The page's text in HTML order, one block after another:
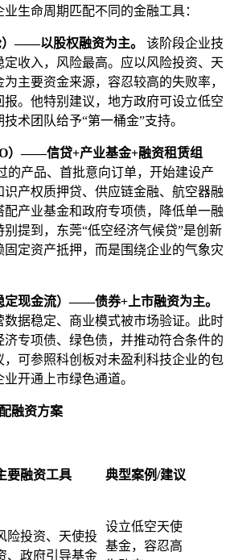
生命周期匹配不同的金融工具：
——以股权融资为主。
该阶段企业技
收入，风险最高。应以风险投资、天
主要资金来源，容忍较高的失败率，
。他特别建议，地方政府可设立低空
术团队给予“第一桶金”支持。
）——信贷+产业基金+融资租赁组
的产品、首批意向订单，开始建设产
产权质押贷、供应链金融、航空器融
产业基金和政府专项债，降低单一融
提到，东莞“低空经济气候贷”是创新
定资产抵押，而是围绕企业的气象灾
定现金流）——债券+上市融资为主。
据稳定、商业模式被市场验证。此时
专项债、绿色债，并推动符合条件的
可参照科创板对未盈利科技企业的包
开通上市绿色通道。
融资方案
要融资工具 典型案例/建议
险投资、天使投
、政府引导基金
设立低空天使
基金，容忍高